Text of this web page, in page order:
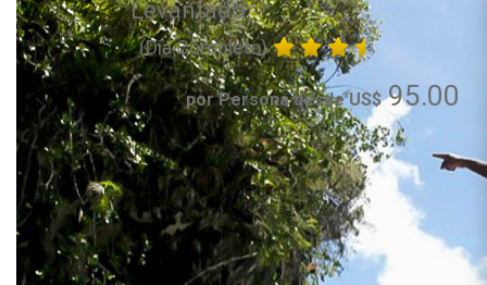
Levantado
(Día Completo)
por Persona desde US$95.00